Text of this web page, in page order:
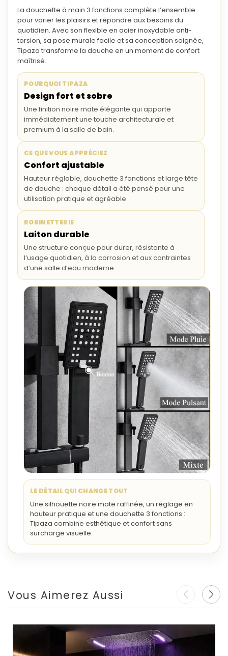
La douchette à main 3 fonctions complète l’ensemble
pour varier les plaisirs et répondre aux besoins du
quotidien. Avec son flexible en acier inoxydable anti-
torsion, sa pose murale facile et sa conception soignée,
Tipaza transforme la douche en un moment de confort
maîtrisé.
POURQUOI TIPAZA
Design fort et sobre
Une finition noire mate élégante qui apporte
immédiatement une touche architecturale et
premium à la salle de bain.
CE QUE VOUS APPRÉCIEZ
Confort ajustable
Hauteur réglable, douchette 3 fonctions et large tête
de douche : chaque détail a été pensé pour une
utilisation pratique et agréable.
ROBINETTERIE
Laiton durable
Une structure conçue pour durer, résistante à
l’usage quotidien, à la corrosion et aux contraintes
d’une salle d’eau moderne.
LE DÉTAIL QUI CHANGE TOUT
Une silhouette noire mate raffinée, un réglage en
hauteur pratique et une douchette 3 fonctions :
Tipaza combine esthétique et confort sans
surcharge visuelle.
Vous Aimerez Aussi